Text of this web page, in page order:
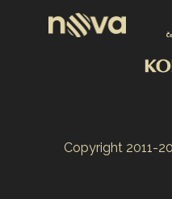
Copyright 2011-